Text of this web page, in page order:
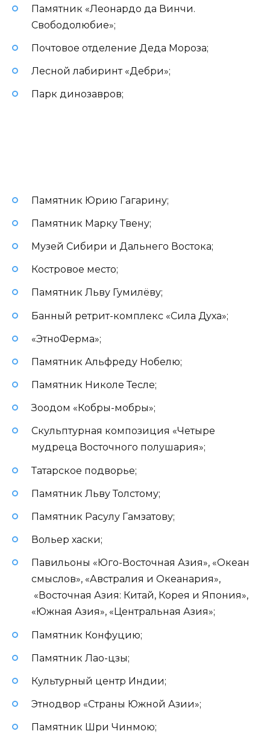
Памятник «Леонардо да Винчи.
Свободолюбие»;
Почтовое отделение Деда Мороза;
Лесной лабиринт «Дебри»;
Парк динозавров;
Памятник Юрию Гагарину;
Памятник Марку Твену;
Музей Сибири и Дальнего Востока;
Костровое место;
Памятник Льву Гумилёву;
Банный ретрит-комплекс «Сила Духа»;
«ЭтноФерма»;
Памятник Альфреду Нобелю;
Памятник Николе Тесле;
Зоодом «Кобры-мобры»;
Скульптурная композиция «Четыре
мудреца Восточного полушария»;
Татарское подворье;
Памятник Льву Толстому;
Памятник Расулу Гамзатову;
Вольер хаски;
Павильоны «Юго-Восточная Азия», «Океан
смыслов», «Австралия и Океанария»,
«Восточная Азия: Китай, Корея и Япония»,
«Южная Азия», «Центральная Азия»;
Памятник Конфуцию;
Памятник Лао-цзы;
Культурный центр Индии;
Этнодвор «Страны Южной Азии»;
Памятник Шри Чинмою;